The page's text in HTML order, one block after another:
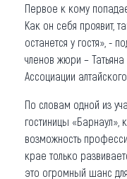
Первое к кому
Как он себя проявит,
останется у гостя», -
членов жюри –
Ассоциации
По словам одной из
гостиницы «Барнаул»,
возможность
крае только
это огромный шанс